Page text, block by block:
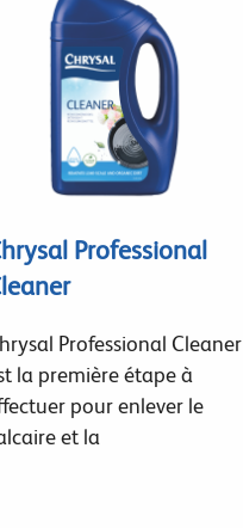
Professional
Professional Cleaner
la première étape à
pour enlever le
et la